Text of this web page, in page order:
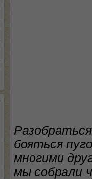
бояться
многими
мы собрали